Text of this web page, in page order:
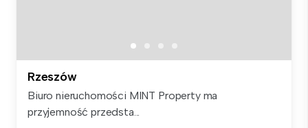
Rzeszów
Biuro nieruchomości MINT Property ma
przyjemność przedsta...